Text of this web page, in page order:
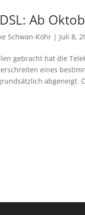
Ab
Schwan-Köhr | Juli 8,
gebracht hat die
eines
abgeneigt.